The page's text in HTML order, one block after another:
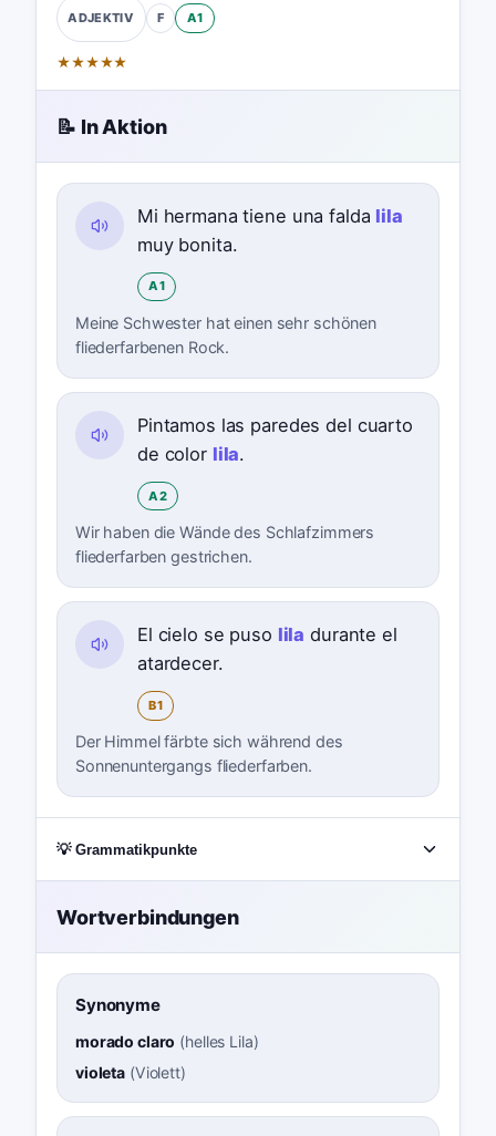
ADJEKTIV F A1
★★★★★
📝 In Aktion
Mi hermana tiene una falda lila
muy bonita.
A1
Meine Schwester hat einen sehr schönen
fliederfarbenen Rock.
Pintamos las paredes del cuarto
de color lila.
A2
Wir haben die Wände des Schlafzimmers
fliederfarben gestrichen.
El cielo se puso lila durante el
atardecer.
B1
Der Himmel färbte sich während des
Sonnenuntergangs fliederfarben.
💡 Grammatikpunkte
Wortverbindungen
Synonyme
morado claro (helles Lila)
violeta (Violett)